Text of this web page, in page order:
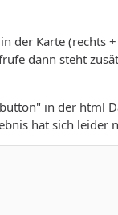
der Karte (rechts
dann steht
in der html
hat sich leider